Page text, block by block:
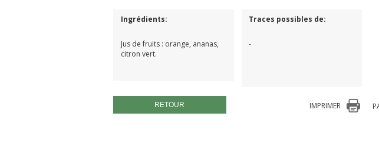
Ingrédients:
Jus de fruits : orange, ananas,
citron vert.
Traces possibles de:
-
RETOUR IMPRIMER